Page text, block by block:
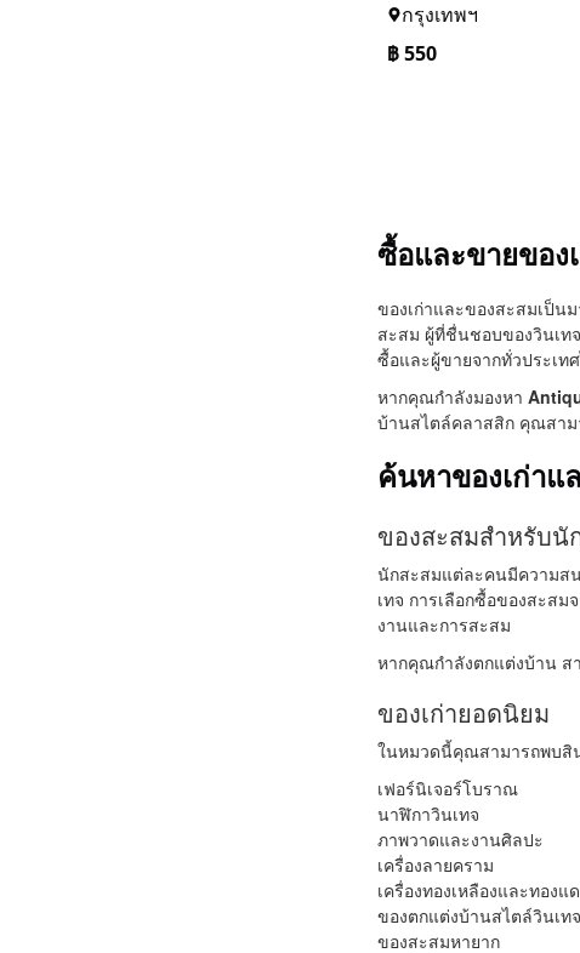
กรุงเทพฯ
฿550
ซื้อและขายของ
ของเก่าและของสะสมเป็
สะสม ผู้ที่ชื่นชอบของวินเท
ซื้อและผู้ขายจากทั่วประเท
หากคุณกำลังมองหา
บ้านสไตล์คลาสสิก คุณสาม
ค้นหาของเก่า
ของสะสมสำหรับนั
นักสะสมแต่ละคนมีความส
เทจ การเลือกซื้อของสะส
งานและการสะสม
หากคุณกำลังตกแต่งบ้าน ส
ของเก่ายอดนิยม
ในหมวดนี้คุณสามารถพบสิ
เฟอร์นิเจอร์โบราณ
นาฬิกาวินเทจ
ภาพวาดและงานศิลปะ
เครื่องลายคราม
เครื่องทองเหลืองและทองแ
ของตกแต่งบ้านสไตล์วินเทจ
ของสะสมหายาก